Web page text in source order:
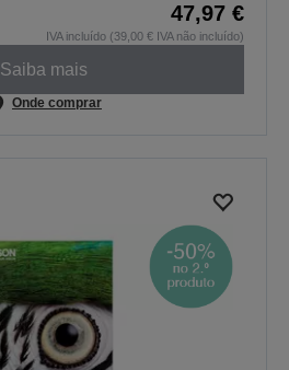
47,97 €
IVA incluído (39,00 € IVA não incluído)
Saiba mais
Onde comprar